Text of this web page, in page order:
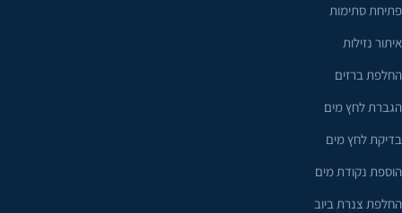
פתיחת סתימות
איתור נזילות
החלפת ברזים
הגברת לחץ מים
בדיקת לחץ מים
הוספת נקודת מים
החלפת צנרת ביוב